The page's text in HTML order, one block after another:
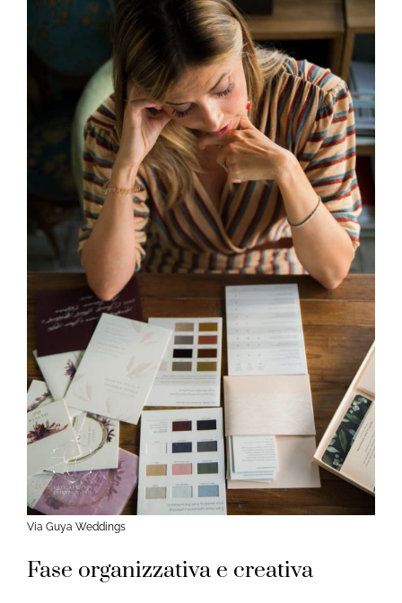
Via Guya Weddings
Fase organizzativa e creativa